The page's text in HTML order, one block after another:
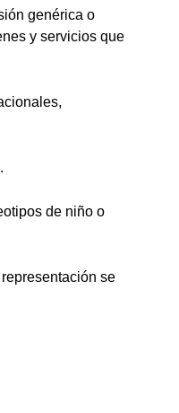
genérica o
y servicios que
de niño o
se